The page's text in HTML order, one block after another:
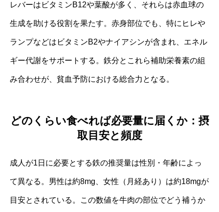
レバーはビタミンB12や葉酸が多く、それらは赤血球の
生成を助ける役割を果たす。赤身部位でも、特にヒレや
ランプなどはビタミンB2やナイアシンが含まれ、エネル
ギー代謝をサポートする。鉄分とこれら補助栄養素の組
み合わせが、貧血予防における総合力となる。
どのくらい食べれば必要量に届くか：摂
取目安と頻度
成人が1日に必要とする鉄の推奨量は性別・年齢によっ
て異なる。男性は約8mg、女性（月経あり）は約18mgが
目安とされている。この数値を牛肉の部位でどう補うか